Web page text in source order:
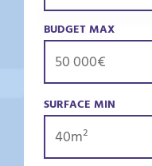
BUDGET MAX
SURFACE MIN